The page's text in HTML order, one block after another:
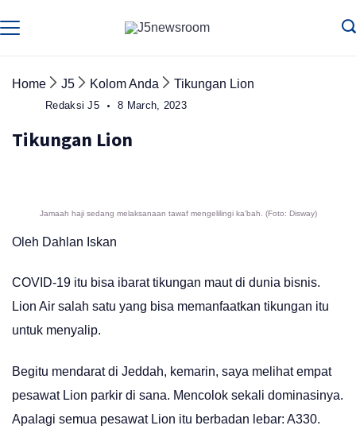
to
Home J5 Kolom Anda Tikungan Lion
Redaksi J5 8 March, 2023
Tikungan Lion
Jamaah haji sedang melaksanaan tawaf mengelilingi ka’bah. (Foto: Disway)
Oleh Dahlan Iskan
COVID-19 itu bisa ibarat tikungan maut di dunia bisnis.
Lion Air salah satu yang bisa memanfaatkan tikungan itu
untuk menyalip.
Begitu mendarat di Jeddah, kemarin, saya melihat empat
pesawat Lion parkir di sana. Mencolok sekali dominasinya.
Apalagi semua pesawat Lion itu berbadan lebar: A330.